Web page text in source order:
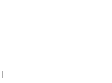
|